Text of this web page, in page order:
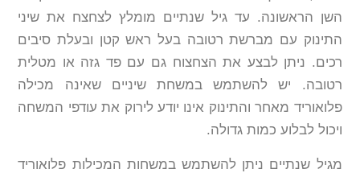
השן הראשונה. עד גיל שנתיים מומלץ לצחצח את שיני
התינוק עם מברשת רטובה בעל ראש קטן ובעלת סיבים
רכים. ניתן לבצע את הצחצוח גם עם פד גזה או מטלית
רטובה. יש להשתמש במשחת שיניים שאינה מכילה
פלואוריד מאחר והתינוק אינו יודע לירוק את עודפי המשחה
ויכול לבלוע כמות גדולה.
מגיל שנתיים ניתן להשתמש במשחות המכילות פלואוריד